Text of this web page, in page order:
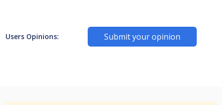
Users Opinions: Submit your opinion